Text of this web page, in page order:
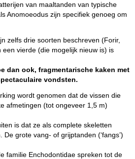
van maaltanden van typische
Anomoeodus zijn specifiek genoeg om
zelfs drie soorten beschreven (Forir,
vierde (die mogelijk nieuw is) is
dan ook, fragmentarische kaken met
vondsten.
wordt genomen dat de vissen die
afmetingen (tot ongeveer 1,5 m)
is dat ze als complete skeletten
grote vang- of grijptanden (‘fangs’)
familie Enchodontidae spreken tot de